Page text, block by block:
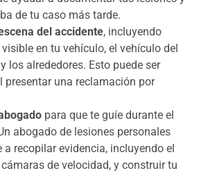
de tu caso más tarde.
del accidente, incluyendo
en tu vehículo, el vehículo del
los alrededores. Esto puede ser
presentar una reclamación por
para que te guíe durante el
abogado de lesiones personales
a recopilar evidencia, incluyendo el
de velocidad, y construir tu